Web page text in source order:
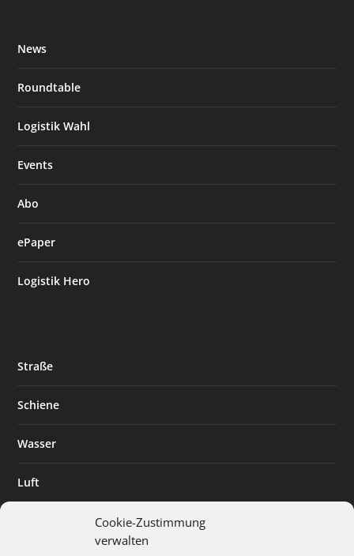
Cookie-Zustimmung
verwalten
News
Roundtable
Logistik Wahl
Events
Abo
ePaper
Logistik Hero
Straße
Schiene
Wasser
Luft